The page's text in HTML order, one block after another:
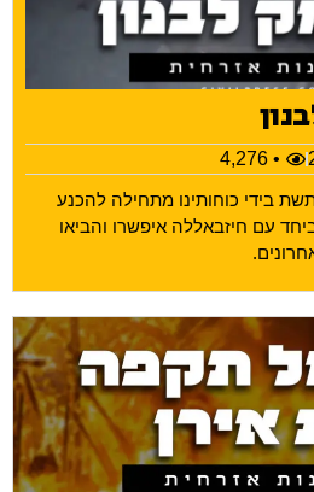
• 4,276
בידי כוחותינו מתחילה להכנע
עם חיזבאללה איפשרו והביאו